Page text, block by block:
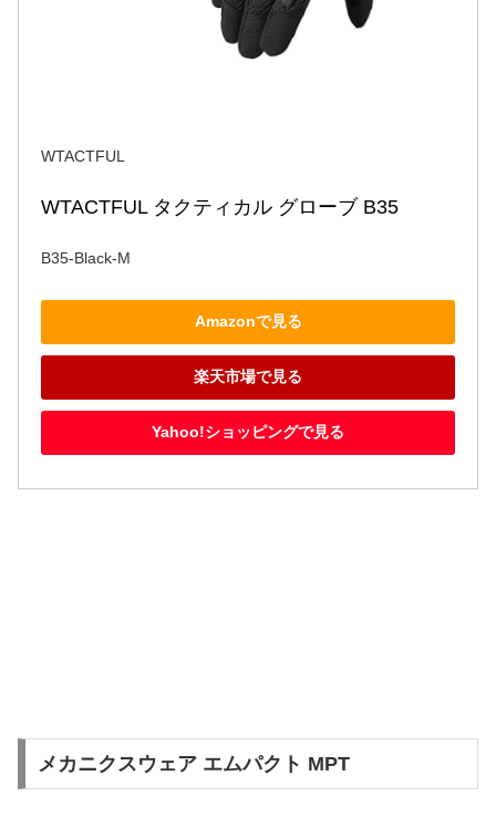
WTACTFUL
WTACTFUL タクティカル グローブ B35
B35-Black-M
Amazonで見る
楽天市場で見る
Yahoo!ショッピングで見る
メカニクスウェア エムパクト MPT